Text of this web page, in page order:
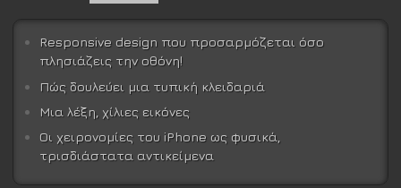
Responsive design που προσαρμόζεται όσο
πλησιάζεις την οθόνη!
Πώς δουλεύει μια τυπική κλειδαριά
Μια λέξη, χίλιες εικόνες
Οι χειρονομίες του iPhone ως φυσικά,
τρισδιάστατα αντικείμενα